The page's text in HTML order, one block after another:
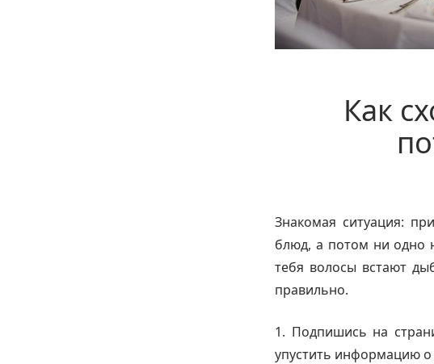
Как
Знакомая ситуация:
блюд, а потом ни одно
тебя волосы встают
правильно.
1. Подпишись на
упустить информацию о